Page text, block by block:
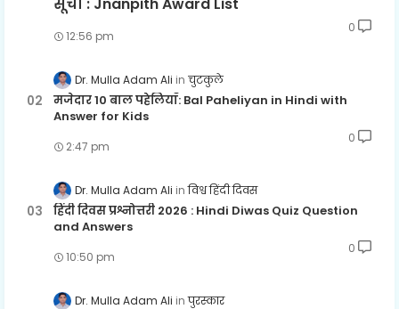
12:56 pm
0
Dr. Mulla Adam Ali चुटकुले
मजेदार 10 बाल पहेलियाँ: Bal Paheliyan in Hindi with
Answer for Kids
2:47 pm
0
Dr. Mulla Adam Ali विश्व हिंदी दिवस
हिंदी दिवस प्रश्नोत्तरी 2026 : Hindi Diwas Quiz Question
and Answers
10:50 pm
0
Dr. Mulla Adam Ali पुरस्कार